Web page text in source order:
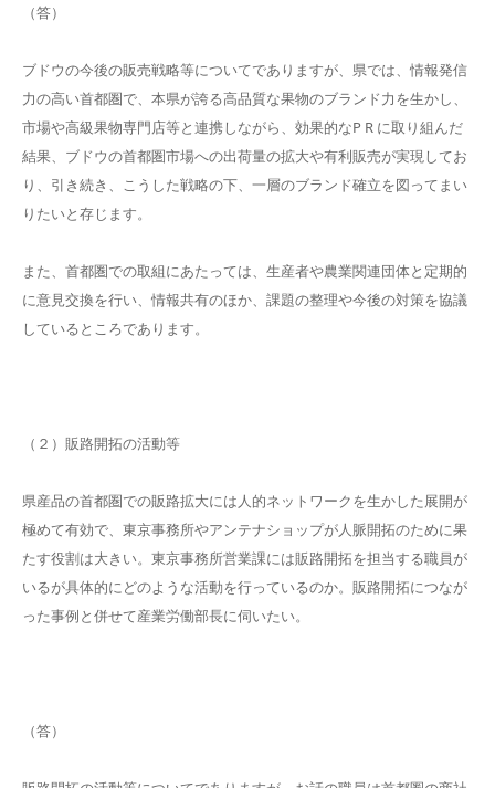
（答）
ブドウの今後の販売戦略等についてでありますが、県では、情報発信
力の高い首都圏で、本県が誇る高品質な果物のブランド力を生かし、
市場や高級果物専門店等と連携しながら、効果的なP R に取り組んだ
結果、ブドウの首都圏市場への出荷量の拡大や有利販売が実現してお
り、引き続き、こうした戦略の下、一層のブランド確立を図ってまい
りたいと存じます。
また、首都圏での取組にあたっては、生産者や農業関連団体と定期的
に意見交換を行い、情報共有のほか、課題の整理や今後の対策を協議
しているところであります。
（２）販路開拓の活動等
県産品の首都圏での販路拡大には人的ネットワークを生かした展開が
極めて有効で、東京事務所やアンテナショップが人脈開拓のために果
たす役割は大きい。東京事務所営業課には販路開拓を担当する職員が
いるが具体的にどのような活動を行っているのか。販路開拓につなが
った事例と併せて産業労働部長に伺いたい。
（答）